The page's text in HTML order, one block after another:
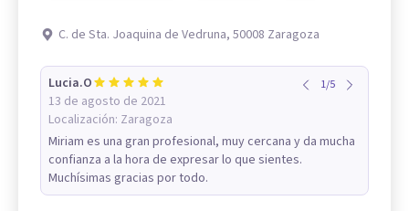
C. de Sta. Joaquina de Vedruna, 50008 Zaragoza
Lucia.O
13 de agosto de 2021
Localización: Zaragoza
1/5
Miriam es una gran profesional, muy cercana y da mucha
confianza a la hora de expresar lo que sientes.
Muchísimas gracias por todo.